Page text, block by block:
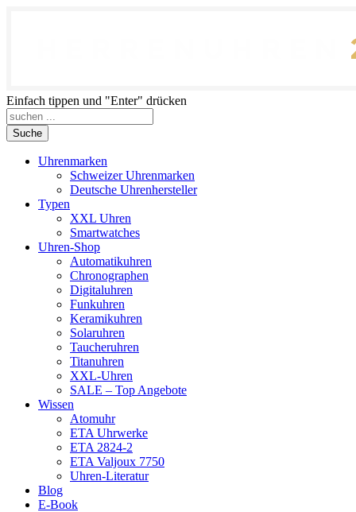
Einfach tippen und "Enter" drücken
Suche
Uhrenmarken
Schweizer Uhrenmarken
Deutsche Uhrenhersteller
Typen
XXL Uhren
Smartwatches
Uhren-Shop
Automatikuhren
Chronographen
Digitaluhren
Funkuhren
Keramikuhren
Solaruhren
Taucheruhren
Titanuhren
XXL-Uhren
SALE – Top Angebote
Wissen
Atomuhr
ETA Uhrwerke
ETA 2824-2
ETA Valjoux 7750
Uhren-Literatur
Blog
E-Book